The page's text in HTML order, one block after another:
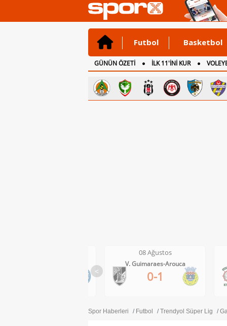
Futbol Basketbol
GÜNÜN ÖZETİ İLK 11'İNİ KUR
CANLI ANLATIM
İNGİLTERE
<
08 Ağustos
V. Guimaraes-Arouca
0-1
Spor Haberleri Futbol Trendyol Süper Lig